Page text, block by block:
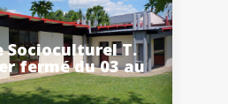
Socioculturel T.
fermé du 03 au